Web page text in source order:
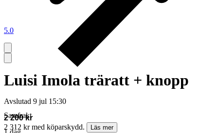
5.0
Luisi Imola träratt + knopp
Avslutad 9 jul 15:30
2 200 kr
2 312 kr med köparskydd.
Läs mer
Samfrakt